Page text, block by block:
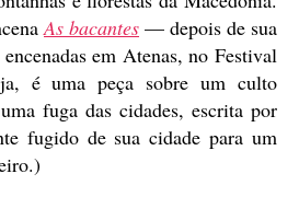
As bacantes — depois de sua
em Atenas, no Festival
é uma peça sobre um culto
fuga das cidades, escrita por
fugido de sua cidade para um